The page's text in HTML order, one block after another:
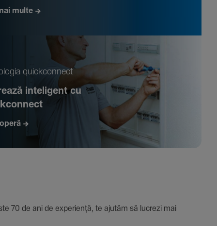
multe
quickconnect
inte­li­gent cu
de ani de expe­riență, te ajutăm să lucrezi mai